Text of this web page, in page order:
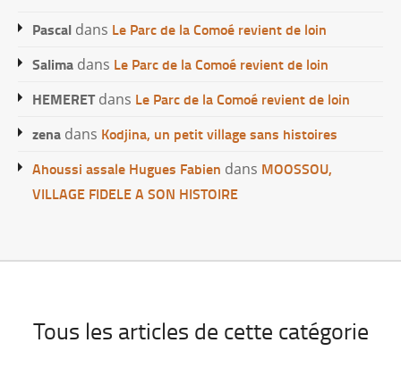
Pascal dans Le Parc de la Comoé revient de loin
Salima dans Le Parc de la Comoé revient de loin
HEMERETdans Le Parc de la Comoé revient de loin
zena dans Kodjina, un petit village sans histoires
Ahoussi assale Hugues Fabien dans MOOSSOU,
VILLAGE FIDELE A SON HISTOIRE
Tous les articles de cette catégorie